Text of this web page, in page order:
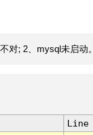
对; 2、mysql未启动。
Line